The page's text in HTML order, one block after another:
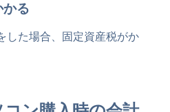
かる
した場合、固定資産税がか